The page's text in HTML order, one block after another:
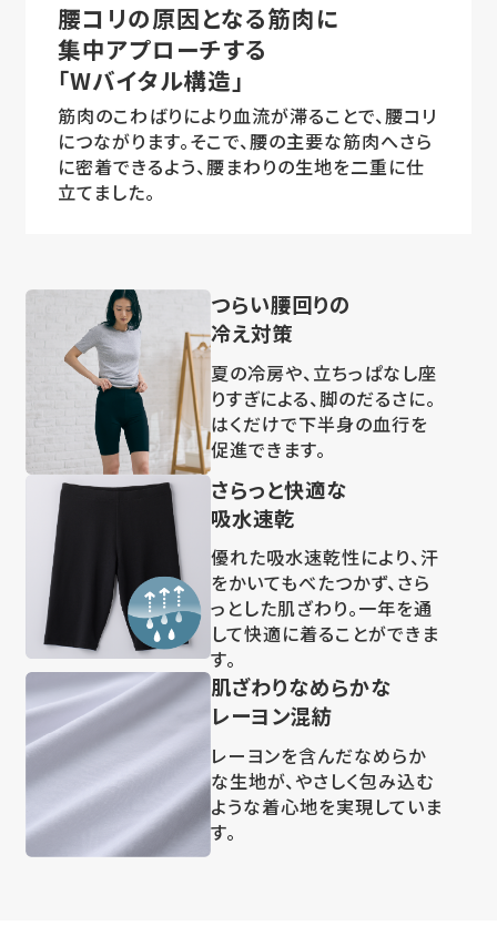
腰コリの原因となる筋肉に
集中アプローチする
｢Wバイタル構造｣
筋肉のこわばりにより血流が滞ることで、腰コリ
につながります。そこで、腰の主要な筋肉へさら
に密着できるよう、腰まわりの生地を二重に仕
立てました。
つらい腰回りの
冷え対策
夏の冷房や、立ちっぱなし座
りすぎによる、脚のだるさに。
はくだけで下半身の血行を
促進できます。
さらっと快適な
吸水速乾
優れた吸水速乾性により、汗
をかいてもべたつかず、さら
っとした肌ざわり。一年を通
して快適に着ることができま
す。
肌ざわりなめらかな
レーヨン混紡
レーヨンを含んだなめらか
な生地が、やさしく包み込む
ような着心地を実現していま
す。